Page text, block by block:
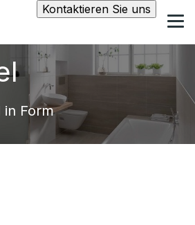
Kontaktieren Sie uns
Form